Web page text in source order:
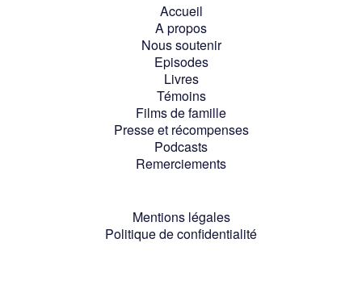
Accueil
A propos
Nous soutenir
Episodes
Livres
Témoins
Films de famille
Presse et récompenses
Podcasts
Remerciements
Mentions légales
Politique de confidentialité